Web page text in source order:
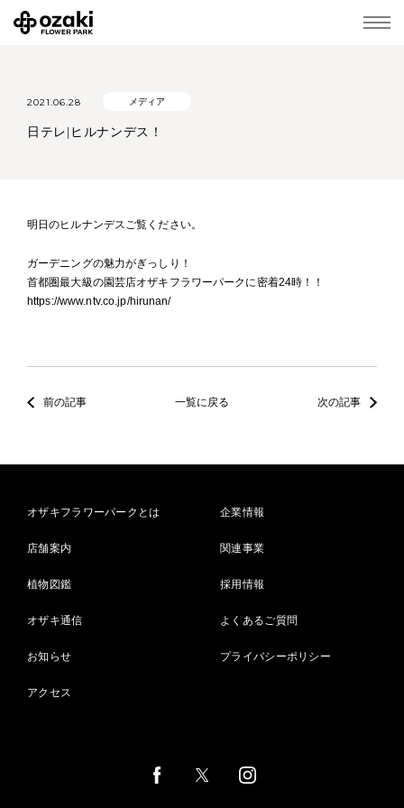
2021.06.28 メディア
日テレ|ヒルナンデス！
明日のヒルナンデスご覧ください。
ガーデニングの魅力がぎっしり！
首都圏最大級の園芸店オザキフラワーパークに密着24時！！
https://www.ntv.co.jp/hirunan/
前の記事 一覧に戻る 次の記事
オザキフラワーパークとは
店舗案内
植物図鑑
オザキ通信
お知らせ
アクセス
企業情報
関連事業
採用情報
よくあるご質問
プライバシーポリシー